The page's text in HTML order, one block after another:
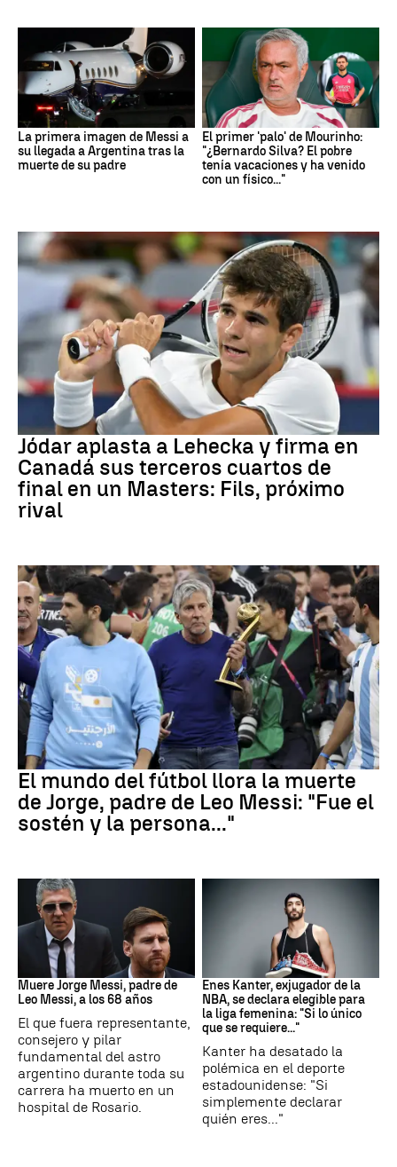
La primera imagen de Messi a
su llegada a Argentina tras la
muerte de su padre
El primer 'palo' de Mourinho:
"¿Bernardo Silva? El pobre
tenía vacaciones y ha venido
con un físico..."
Canadá
Jódar aplasta a Lehecka y firma en
Canadá sus terceros cuartos de
final en un Masters: Fils, próximo
rival
Leo Messi
El mundo del fútbol llora la muerte
de Jorge, padre de Leo Messi: "Fue el
sostén y la persona..."
Leo Messi
Muere Jorge Messi, padre de
Leo Messi, a los 68 años
El que fuera representante,
consejero y pilar
fundamental del astro
argentino durante toda su
carrera ha muerto en un
hospital de Rosario.
Enes Kanter, exjugador de la
NBA, se declara elegible para
la liga femenina: "Si lo único
que se requiere..."
Kanter ha desatado la
polémica en el deporte
estadounidense: "Si
simplemente declarar
quién eres..."